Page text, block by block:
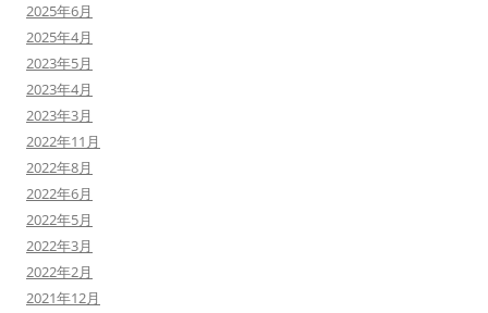
2025年6月
2025年4月
2023年5月
2023年4月
2023年3月
2022年11月
2022年8月
2022年6月
2022年5月
2022年3月
2022年2月
2021年12月